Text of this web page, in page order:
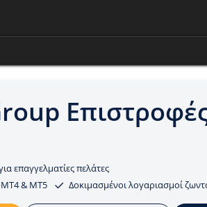
επαγγελματίες πελάτες
& MT5
Δοκιμασμένοι λογαριασμοί